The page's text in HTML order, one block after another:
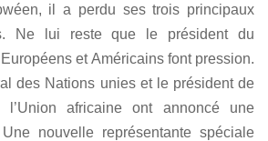
il a perdu ses trois principaux
Ne lui reste que le président du
et Américains font pression.
des Nations unies et le président de
l’Union africaine ont annoncé une
nouvelle représentante spéciale